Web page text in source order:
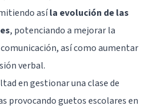
asíla evolución de las
, potenciando a mejorar la
así como aumentar
verbal.
en gestionar una clase de
provocando guetos escolares en